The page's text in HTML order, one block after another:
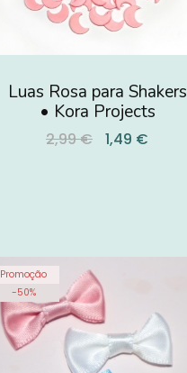
Luas Rosa para Shakers
• Kora Projects
2,99 € 1,49 €
Promoção
-50%